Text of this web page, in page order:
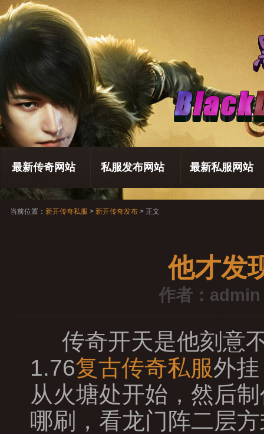
最新传奇网站 私服发布网站 最新私服网站
当前位置： 新开传奇私服 > 新开传奇发布 > 正文
他才发
作者：admin
传奇开天是他刻意
1.76复古传奇私服外
从火塘处开始，然后
哪刷，看龙门阵二层